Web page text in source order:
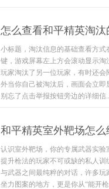
怎么查看和平精英淘
小标题，淘汰信息的基础查看方
键，游戏屏幕左上方会滚动显示
玩家淘汰了另一位玩家，有时还
外当你自己被淘汰后，画面会立
别忘了点击举报按钮旁边的详细信
和平精英室外靶场怎
认识室外靶场，你的专属武器实
提升枪法的玩家不可或缺的私人
与武器之间最纯粹的对话，许多
坐力图案的地方，更是你从“能开